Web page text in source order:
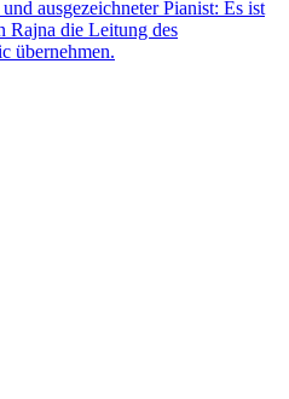
ausgezeichneter Pianist: Es ist
die Leitung des
übernehmen.